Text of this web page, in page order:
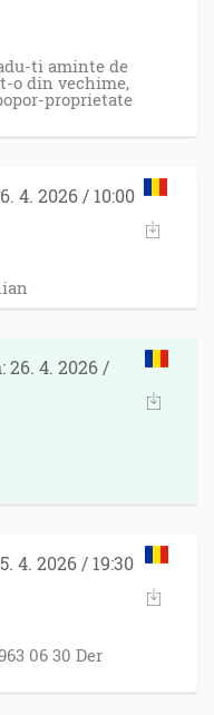
ti aminte de
o din vechime,
proprietate
4. 2026 / 10:00
26. 4. 2026 /
4. 2026 / 19:30
06 30 Der